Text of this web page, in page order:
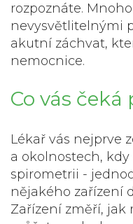
rozpoznáte.
nevysvětlitelnými
akutní záchvat,
nemocnice.
Co vás
Lékař vás nejprve
a okolnostech,
spirometrii -
nějakého zařízení
Zařízení změří, jak